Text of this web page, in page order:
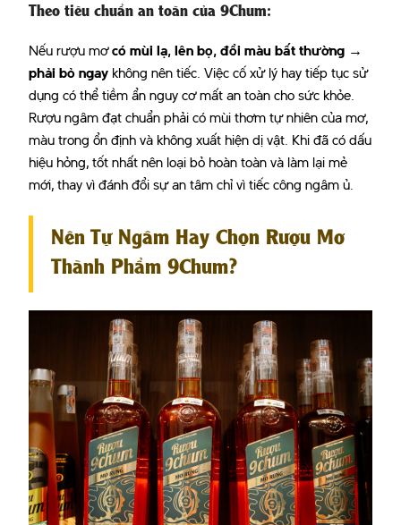
Theo tiêu chuẩn an toàn của 9Chum:
Nếu rượu mơcó mùi lạ, lên bọ, đổi màu bất thường →
phải bỏ ngay không nên tiếc. Việc cố xử lý hay tiếp tục sử
dụng có thể tiềm ẩn nguy cơ mất an toàn cho sức khỏe.
Rượu ngâm đạt chuẩn phải có mùi thơm tự nhiên của mơ,
màu trong ổn định và không xuất hiện dị vật. Khi đã có dấu
hiệu hỏng, tốt nhất nên loại bỏ hoàn toàn và làm lại mẻ
mới, thay vì đánh đổi sự an tâm chỉ vì tiếc công ngâm ủ.
Nên Tự Ngâm Hay Chọn Rượu Mơ
Thành Phẩm 9Chum?